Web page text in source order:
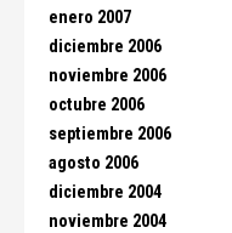
enero 2007
diciembre 2006
noviembre 2006
octubre 2006
septiembre 2006
agosto 2006
diciembre 2004
noviembre 2004